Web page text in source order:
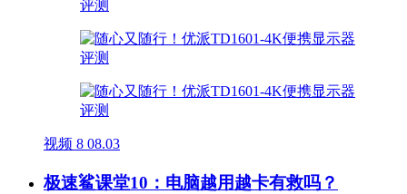
视频 8 08.03
极速鲨课堂10：电脑越用越卡有救吗？